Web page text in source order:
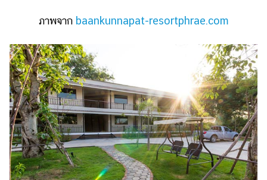
ภาพจาก baankunnapat-resortphrae.com